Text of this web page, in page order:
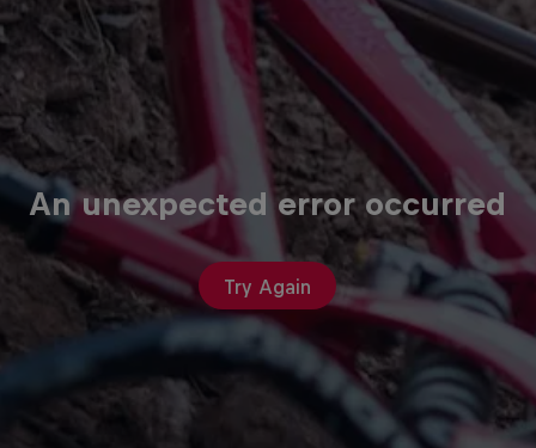
An unexpected error occurred
Try Again